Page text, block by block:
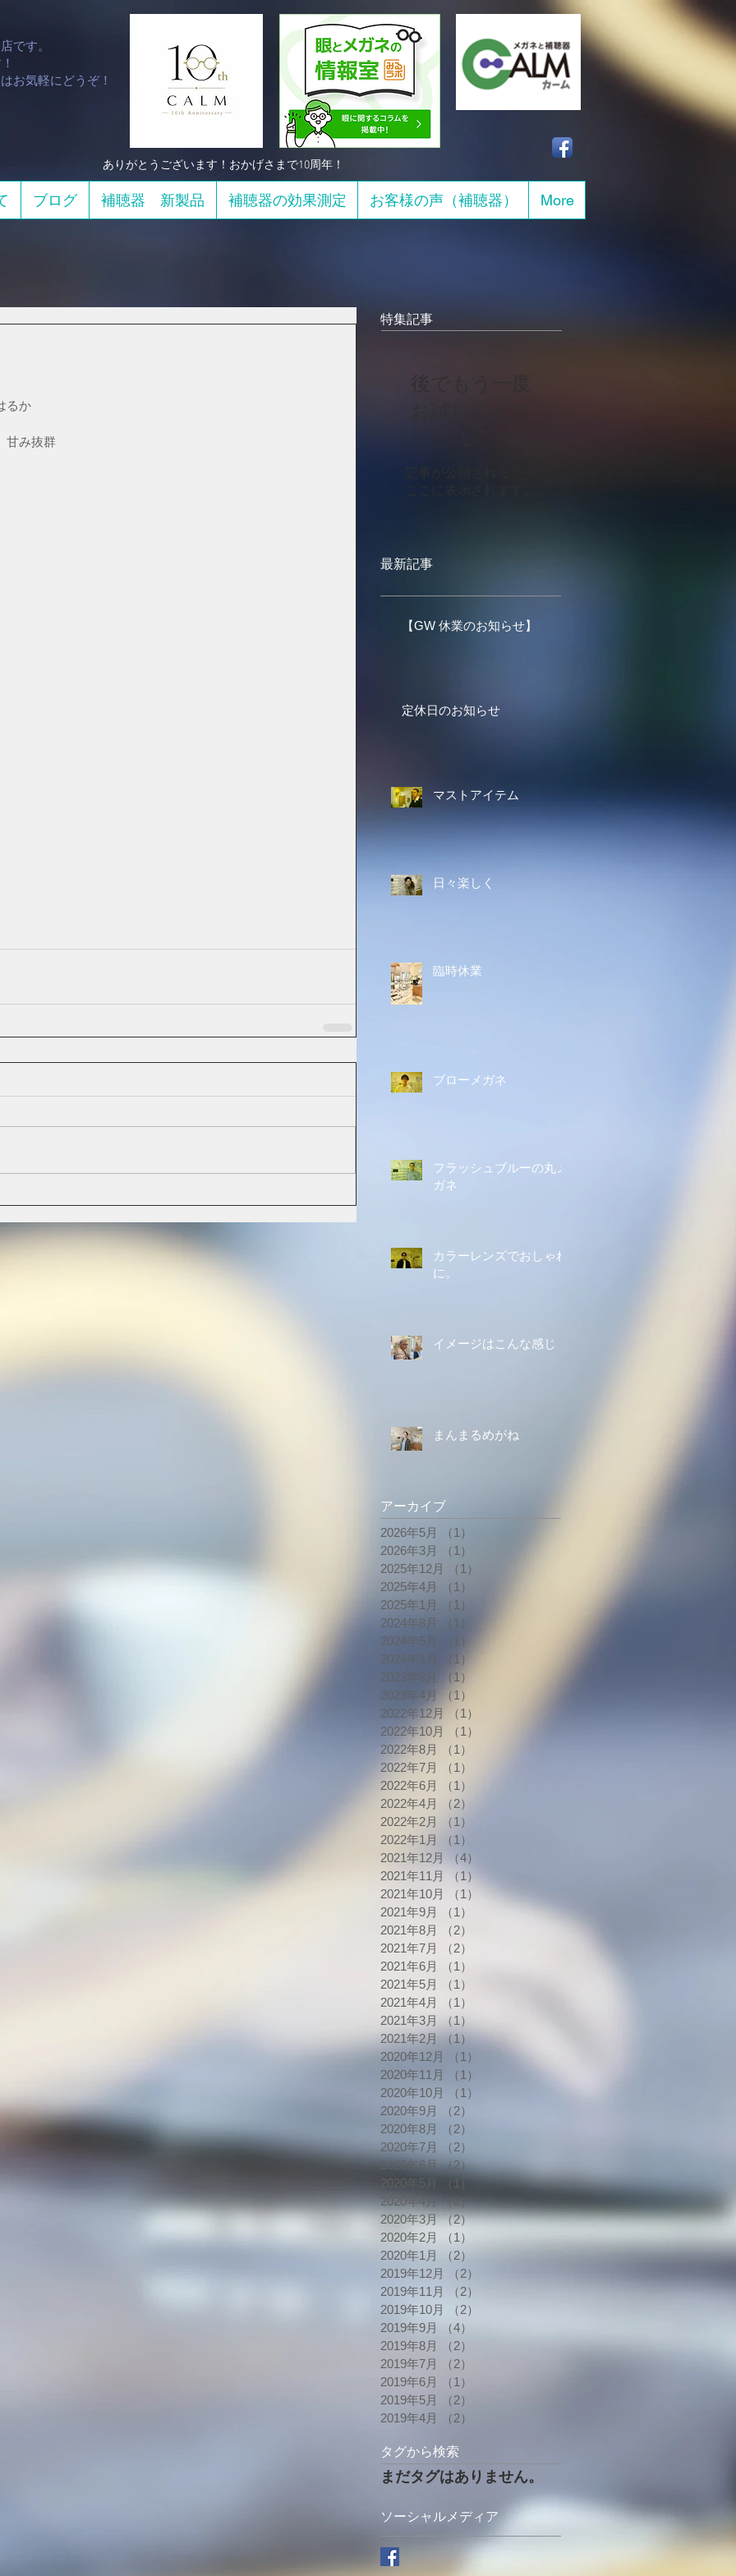
です。
お気軽にどうぞ！
ブログ 補聴器 新製品 補聴器の効果測定 お客様の声（補聴器） More
​ありがとうございます！おかげさまで10周年！
るか
甘み抜群
特集記事
ここに表示されます。
最新記事
【GW 休業のお知らせ】
定休日のお知らせ
マストアイテム
日々楽しく
臨時休業
ブローメガネ
フラッシュブルーの丸メ
ガネ
カラーレンズでおしゃれ
に。
イメージはこんな感じ
まんまるめがね
アーカイブ
2026年5月
（1）
2026年3月
（1）
2025年12月
（1）
2025年4月
（1）
2025年1月
（1）
2024年8月
（1）
2024年5月
（1）
2024年1月
（1）
2023年8月
（1）
2023年4月
（1）
2022年12月
（1）
2022年10月
（1）
2022年8月
（1）
2022年7月
（1）
2022年6月
（1）
2022年4月
（2）
2022年2月
（1）
2022年1月
（1）
2021年12月
（4）
2021年11月
（1）
2021年10月
（1）
2021年9月
（1）
2021年8月
（2）
2021年7月
（2）
2021年6月
（1）
2021年5月
（1）
2021年4月
（1）
2021年3月
（1）
2021年2月
（1）
2020年12月
（1）
2020年11月
（1）
2020年10月
（1）
2020年9月
（2）
2020年8月
（2）
2020年7月
（2）
2020年6月 （2）2件の記事
2020年5月
（1）
1件の記事
2020年4月 （2）2件の記事
2020年3月 （2）2件の記事
2020年2月
（1）
2020年1月
（2）
2019年12月
（2）
2019年11月
（2）
2019年10月
（2）
2019年9月
（4）
2019年8月
（2）
2019年7月
（2）
2019年6月
（1）
2019年5月
（2）
2019年4月
（2）
タグから検索
まだタグはありません。
ソーシャルメディア